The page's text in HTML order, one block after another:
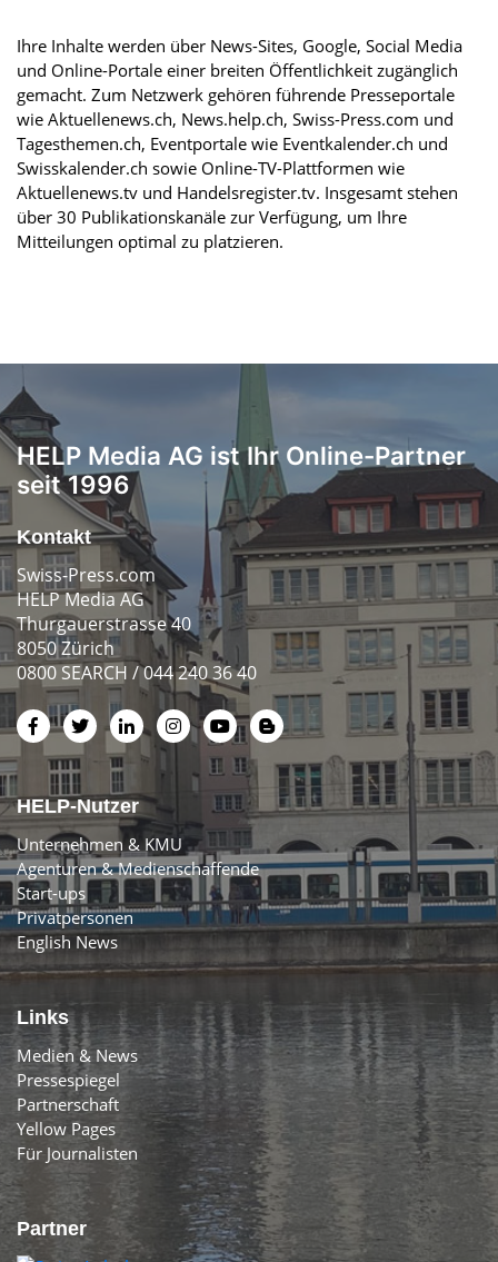
Ihre Inhalte werden über News-Sites, Google, Social Media
und Online-Portale einer breiten Öffentlichkeit zugänglich
gemacht. Zum Netzwerk gehören führende Presseportale
wie Aktuellenews.ch, News.help.ch, Swiss-Press.com und
Tagesthemen.ch, Eventportale wie Eventkalender.ch und
Swisskalender.ch sowie Online-TV-Plattformen wie
Aktuellenews.tv und Handelsregister.tv. Insgesamt stehen
über 30 Publikationskanäle zur Verfügung, um Ihre
Mitteilungen optimal zu platzieren.
HELP Media AG ist Ihr Online-Partner
seit 1996
Kontakt
Swiss-Press.com
HELP Media AG
Thurgauerstrasse 40
8050 Zürich
0800 SEARCH / 044 240 36 40
HELP-Nutzer
Unternehmen & KMU
Agenturen & Medienschaffende
Start-ups
Privatpersonen
English News
Links
Medien & News
Pressespiegel
Partnerschaft
Yellow Pages
Für Journalisten
Partner